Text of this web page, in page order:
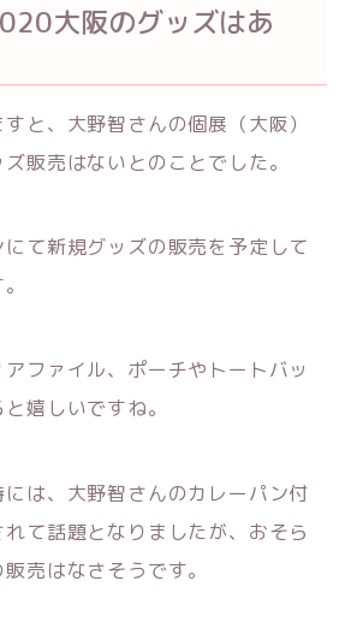
大阪のグッズはあ
と、大野智さんの個展（大阪）
販売はないとのことでした。
て新規グッズの販売を予定して
ファイル、ポーチやトートバッ
嬉しいですね。
は、大野智さんのカレーパン付
て話題となりましたが、おそら
売はなさそうです。